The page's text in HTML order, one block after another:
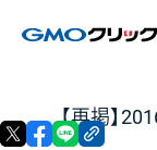
【再掲】
X facebook